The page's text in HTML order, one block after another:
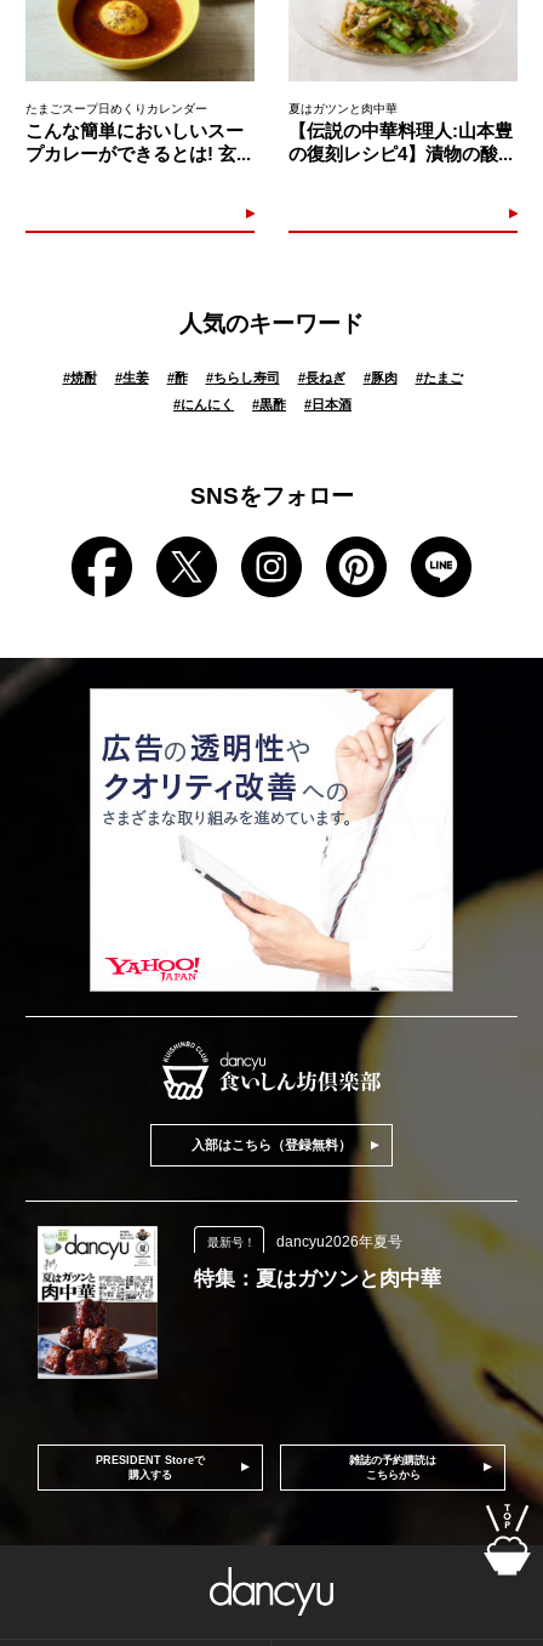
たまごスープ日めくりカレンダー
こんな簡単においしいスー
プカレーができるとは! 玄...
夏はガツンと肉中華
【伝説の中華料理人:山本豊
の復刻レシピ4】漬物の酸...
人気のキーワード
#焼酎 #生姜 #酢 #ちらし寿司 #長ねぎ #豚肉 #たまご
#にんにく #黒酢 #日本酒
SNSをフォロー
入部はこちら（登録無料）
最新号！ dancyu2026年夏号
特集：夏はガツンと肉中華
PRESIDENT Storeで
購入する
雑誌の予約購読は
こちらから